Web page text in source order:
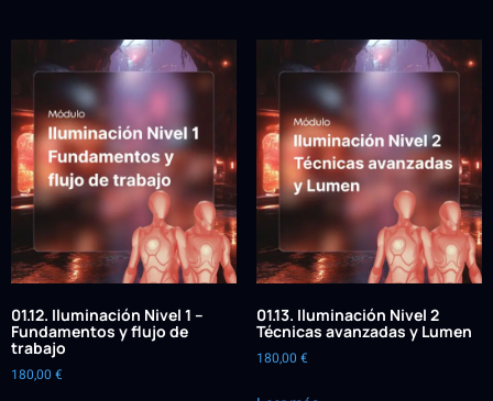
01.12. Iluminación Nivel 1 –
Fundamentos y flujo de
trabajo
180,00 €
01.13. Iluminación Nivel 2
Técnicas avanzadas y Lumen
180,00 €